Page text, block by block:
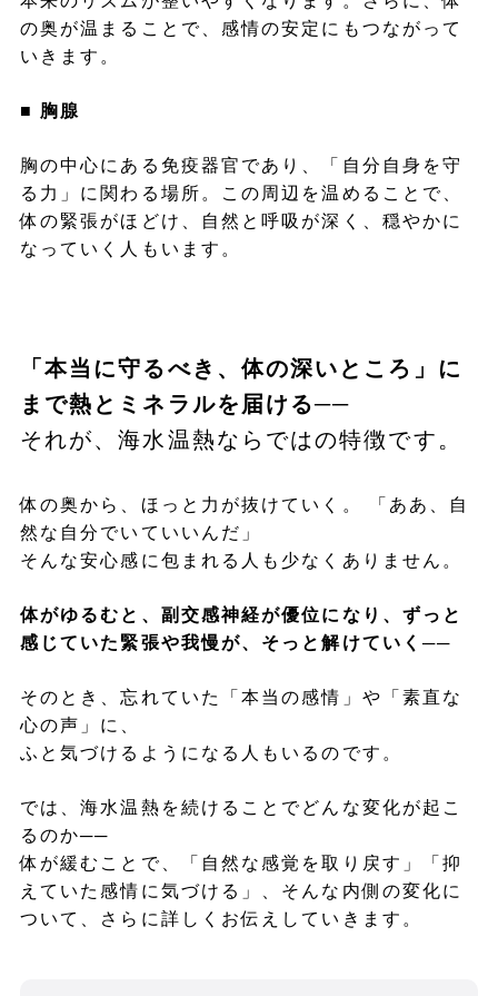
の奥が温まることで、感情の安定にもつながって
いきます。
■ 胸腺
胸の中心にある免疫器官であり、「自分自身を守
る力」に関わる場所。この周辺を温めることで、
体の緊張がほどけ、自然と呼吸が深く、穏やかに
なっていく人もいます。
「本当に守るべき、体の深いところ」に
まで熱とミネラルを届ける──
それが、海水温熱ならではの特徴です。
体の奥から、ほっと力が抜けていく。 「ああ、自
然な自分でいていいんだ」
そんな安心感に包まれる人も少なくありません。
体がゆるむと、副交感神経が優位になり、ずっと
感じていた緊張や我慢が、そっと解けていく ──
そのとき、忘れていた「本当の感情」や「素直な
心の声」に、
ふと気づけるようになる人もいるのです。
では、海水温熱を続けることでどんな変化が起こ
るのか──
体が緩むことで、「自然な感覚を取り戻す」「抑
えていた感情に気づける」、そんな内側の変化に
ついて、さらに詳しくお伝えしていきます。